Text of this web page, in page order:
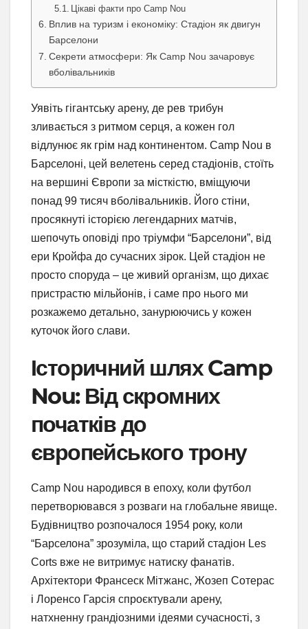
Цікаві факти про Camp Nou
Вплив на туризм і економіку: Стадіон як двигун
Барселони
Секрети атмосфери: Як Camp Nou зачаровує
вболівальників
Уявіть гігантську арену, де рев трибун
зливається з ритмом серця, а кожен гол
відлунює як грім над континентом. Camp Nou в
Барселоні, цей велетень серед стадіонів, стоїть
на вершині Європи за місткістю, вміщуючи
понад 99 тисяч вболівальників. Його стіни,
просякнуті історією легендарних матчів,
шепочуть оповіді про тріумфи “Барселони”, від
ери Кройфа до сучасних зірок. Цей стадіон не
просто споруда – це живий організм, що дихає
пристрастю мільйонів, і саме про нього ми
розкажемо детально, занурюючись у кожен
куточок його слави.
Історичний шлях Camp
Nou: Від скромних
початків до
європейського трону
Camp Nou народився в епоху, коли футбол
перетворювався з розваги на глобальне явище.
Будівництво розпочалося 1954 року, коли
“Барселона” зрозуміла, що старий стадіон Les
Corts вже не витримує натиску фанатів.
Архітектори Франсеск Мітжанс, Жозеп Сотерас
і Лоренсо Гарсія спроєктували арену,
натхненну грандіозними ідеями сучасності, з